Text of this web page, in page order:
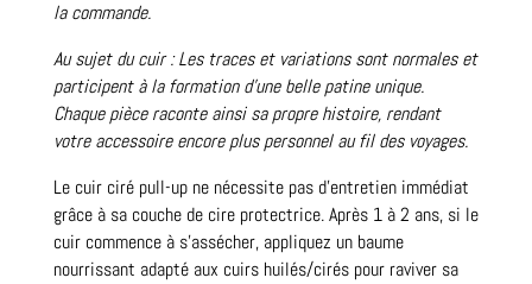
la commande.
Au sujet du cuir : Les traces et variations sont normales et
participent à la formation d’une belle patine unique.
Chaque pièce raconte ainsi sa propre histoire, rendant
votre accessoire encore plus personnel au fil des voyages.
Le cuir ciré pull-up ne nécessite pas d’entretien immédiat
grâce à sa couche de cire protectrice. Après 1 à 2 ans, si le
cuir commence à s’assécher, appliquez un baume
nourrissant adapté aux cuirs huilés/cirés pour raviver sa